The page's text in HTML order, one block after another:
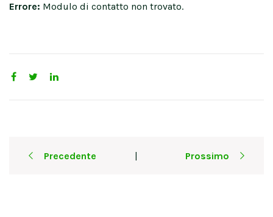
Errore: Modulo di contatto non trovato.
navigationPrecedente | Prossimo